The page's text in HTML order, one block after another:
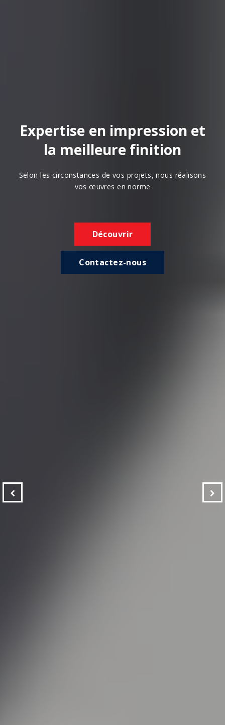
Expertise en impression et
la meilleure finition
Selon les circonstances de vos projets, nous réalisons
vos œuvres en norme
Découvrir
Contactez-nous